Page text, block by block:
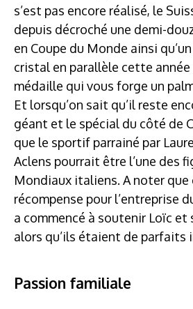
s’est pas encore réalisé, le
depuis décroché une demi-
en Coupe du Monde ainsi
cristal en parallèle cette
médaille qui vous forge un
Et lorsqu’on sait qu’il reste
géant et le spécial du côté de
que le sportif parrainé par
Aclens pourrait être l’une des
Mondiaux italiens. A noter que
récompense pour l’entreprise
a commencé à soutenir Loïc et
alors qu’ils étaient de parfaits
Passion familiale